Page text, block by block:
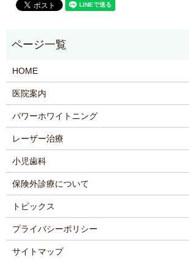
HOME
医院案内
パワーホワイトニング
レーザー治療
小児歯科
保険外診療について
トピックス
プライバシーポリシー
サイトマップ